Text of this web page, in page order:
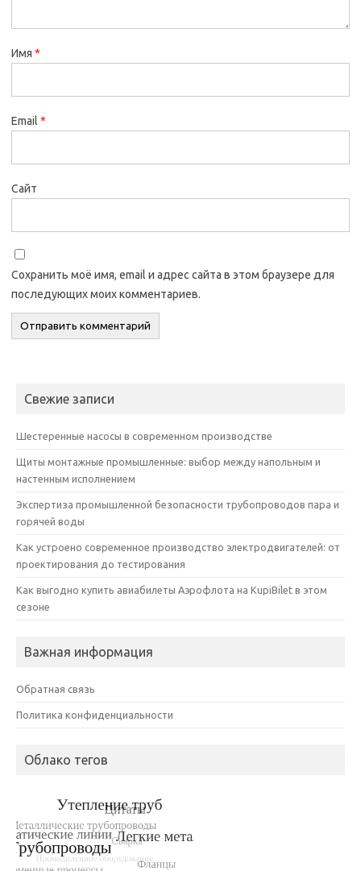
Имя *
Email *
Сайт
Сохранить моё имя, email и адрес сайта в этом браузере для
последующих моих комментариев.
Свежие записи
Шестеренные насосы в современном производстве
Щиты монтажные промышленные: выбор между напольным и
настенным исполнением
Экспертиза промышленной безопасности трубопроводов пара и
горячей воды
Как устроено современное производство электродвигателей: от
проектирования до тестирования
Как выгодно купить авиабилеты Аэрофлота на KupiBilet в этом
сезоне
Важная информация
Обратная связь
Политика конфиденциальности
Облако тегов